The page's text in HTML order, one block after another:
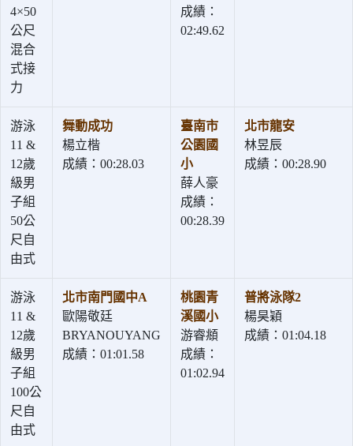
4×50
公尺
混合
式接
力
成績：
02:49.62
游泳
11 &
12歲
級男
子組
50公
尺自
由式
舞動成功
楊立楷
成績：00:28.03
臺南市
公園國
小
薛人豪
成績：
00:28.39
北市龍安
林昱辰
成績：00:28.90
游泳
11 &
12歲
級男
子組
100公
尺自
由式
北市南門國中A
歐陽敬廷
BRYANOUYANG
成績：01:01.58
桃園青
溪國小
游睿頫
成績：
01:02.94
普將泳隊2
楊昊穎
成績：01:04.18